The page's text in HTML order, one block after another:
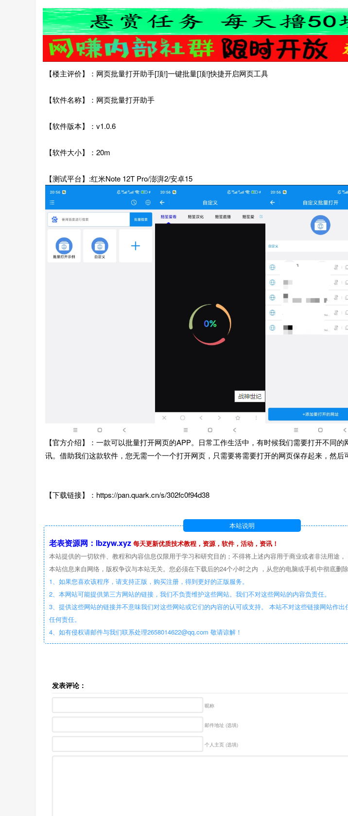
【楼主评价】：网页批量打开助手[顶!]一键批量[顶!]快捷开启网页工具
【软件名称】：网页批量打开助手
【软件版本】：v1.0.6
【软件大小】：20m
【测试平台】:红米Note 12T Pro/澎湃2/安卓15
【官方介绍】：一款可以批量打开网页的APP。日常工作生活中，有时候我们需要打开不同
讯。借助我们这款软件，您无需一个一个打开网页，只需要将需要打开的网页保存起来，然后
【下载链接】：https://pan.quark.cn/s/302fc0f94d38
本站说明
老表资源网：lbzyw.xyz 每天更新优质技术教程，资源，软件，活动，资讯！
本站提供的一切软件、教程和内容信息仅限用于学习和研究目的；不得将上述内容用于商业或者非法用途，
本站信息来自网络，版权争议与本站无关。您必须在下载后的24个小时之内 ，从您的电脑或手机中彻底删除
1、如果您喜欢该程序，请支持正版，购买注册，得到更好的正版服务。
2、本网站可能提供第三方网站的链接，我们不负责维护这些网站。我们不对这些网站的内容负责任。
3、提供这些网站的链接并不意味我们对这些网站或它们的内容的认可或支持。 本站不对这些链接网站作
任何责任。
4、如有侵权请邮件与我们联系处理2658014622@qq.com 敬请谅解！
发表评论：
昵称
邮件地址 (选填)
个人主页 (选填)